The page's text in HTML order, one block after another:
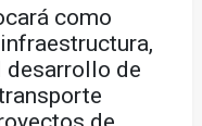
como
de